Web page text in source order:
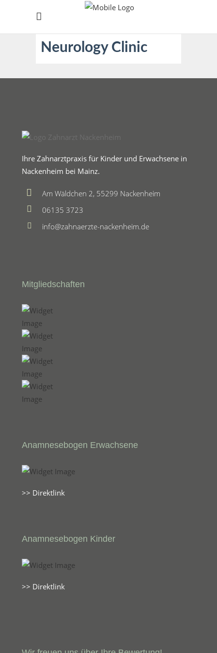
Neurology Clinic
Ihre Zahnarztpraxis für Kinder und Erwachsene in
Nackenheim bei Mainz.
Am Wäldchen 2, 55299 Nackenheim
06135 3723
info@zahnaerzte-nackenheim.de
Mitgliedschaften
Anamnesebogen Erwachsene
>> Direktlink
Anamnesebogen Kinder
>> Direktlink